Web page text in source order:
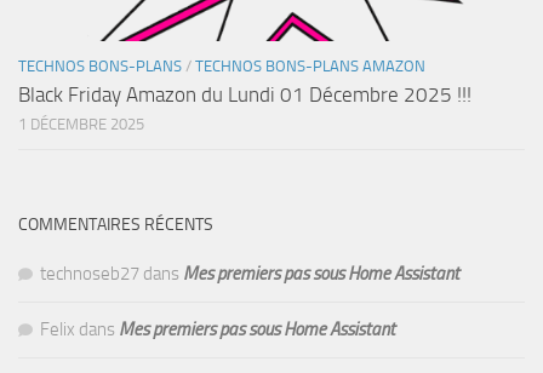
TECHNOS BONS-PLANS / TECHNOS BONS-PLANS AMAZON
Black Friday Amazon du Lundi 01 Décembre 2025 !!!
1 DÉCEMBRE 2025
COMMENTAIRES RÉCENTS
technoseb27 dans Mes premiers pas sous Home Assistant
Felix dans Mes premiers pas sous Home Assistant